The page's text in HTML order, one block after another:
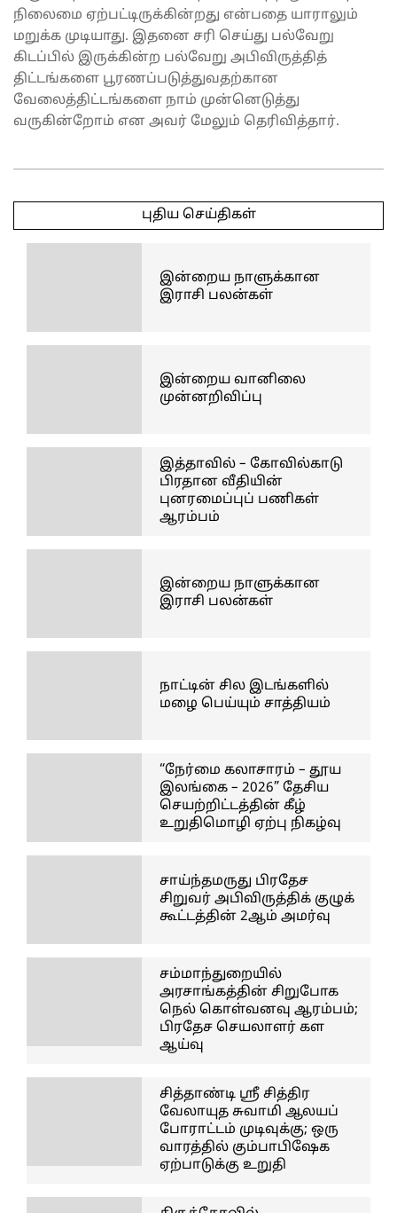
நிலைமை ஏற்பட்டிருக்கின்றது என்பதை யாராலும்
மறுக்க முடியாது. இதனை சரி செய்து பல்வேறு
கிடப்பில் இருக்கின்ற பல்வேறு அபிவிருத்தித்
திட்டங்களை பூரணப்படுத்துவதற்கான
வேலைத்திட்டங்களை நாம் முன்னெடுத்து
வருகின்றோம் என அவர் மேலும் தெரிவித்தார்.
05-
புதிய செய்திகள்
இன்றைய நாளுக்கான
இராசி பலன்கள்
இன்றைய வானிலை
முன்னறிவிப்பு
இத்தாவில் – கோவில்காடு
பிரதான வீதியின்
புனரமைப்புப் பணிகள்
ஆரம்பம்
இன்றைய நாளுக்கான
இராசி பலன்கள்
நாட்டின் சில இடங்களில்
மழை பெய்யும் சாத்தியம்
“நேர்மை கலாசாரம் – தூய
இலங்கை – 2026” தேசிய
செயற்றிட்டத்தின் கீழ்
உறுதிமொழி ஏற்பு நிகழ்வு
சாய்ந்தமருது பிரதேச
சிறுவர் அபிவிருத்திக் குழுக்
கூட்டத்தின் 2ஆம் அமர்வு
சம்மாந்துறையில்
அரசாங்கத்தின் சிறுபோக
நெல் கொள்வனவு ஆரம்பம்;
பிரதேச செயலாளர் கள
ஆய்வு
சித்தாண்டி ஸ்ரீ சித்திர
வேலாயுத சுவாமி ஆலயப்
போராட்டம் முடிவுக்கு; ஒரு
வாரத்தில் கும்பாபிஷேக
ஏற்பாடுக்கு உறுதி